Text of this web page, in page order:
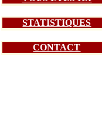
STATISTIQUES
CONTACT